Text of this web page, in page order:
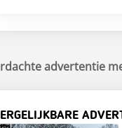
advertentie